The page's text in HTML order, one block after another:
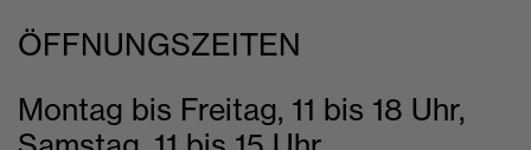
ÖFFNUNGSZEITEN
Montag bis Freitag, 11 bis 18 Uhr,